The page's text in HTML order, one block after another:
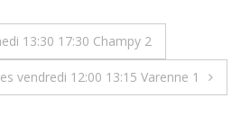
13:30 17:30 Champy 2
vendredi 12:00 13:15 Varenne 1